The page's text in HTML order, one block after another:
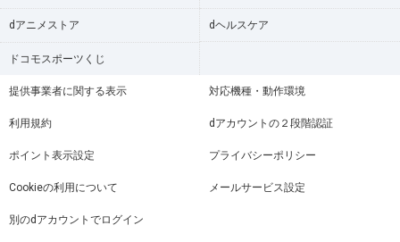
dアニメストア dヘルスケア
ドコモスポーツくじ
提供事業者に関する表示 対応機種・動作環境
利用規約 dアカウントの２段階認証
ポイント表示設定 プライバシーポリシー
Cookieの利用について メールサービス設定
別のdアカウントでログイン